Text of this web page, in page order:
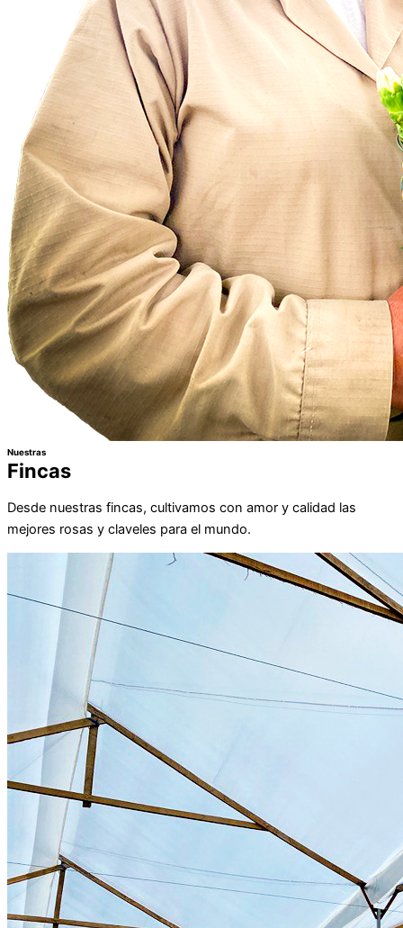
Nuestras
Fincas
Desde nuestras fincas, cultivamos con amor y calidad las
mejores rosas y claveles para el mundo.